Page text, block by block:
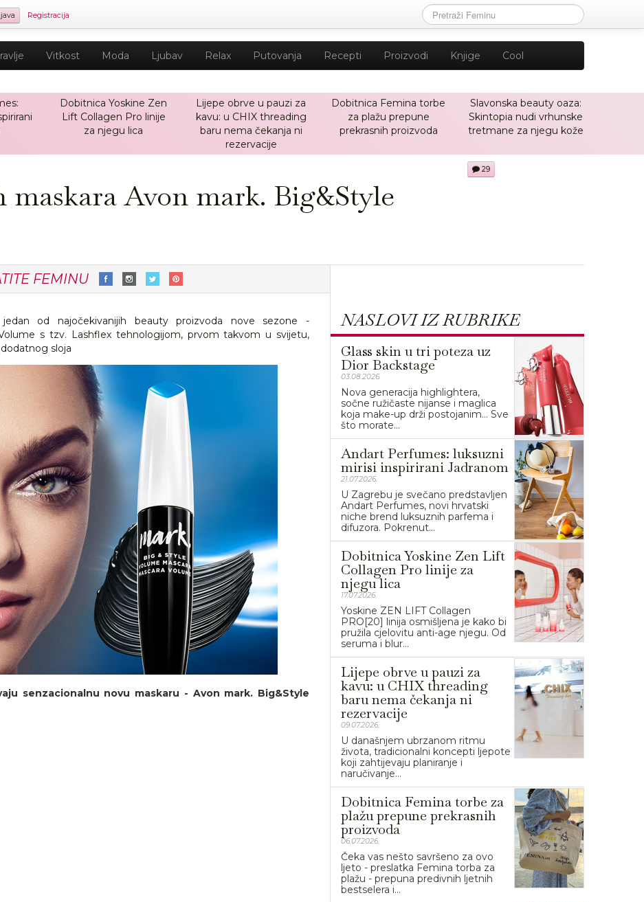
Registracija
Vitkost Moda Ljubav Relax Putovanja Recepti Proizvodi Knjige Cool
Dobitnica Yoskine Zen
Lift Collagen Pro linije
za njegu lica
Lijepe obrve u pauzi za
kavu: u CHIX threading
baru nema čekanja ni
rezervacije
Dobitnica Femina torbe
za plažu prepune
prekrasnih proizvoda
Slavonska beauty oaza:
Skintopia nudi vrhunske
tretmane za njegu kože
maskara Avon mark. Big&Style
29
FEMINU
od najočekivanijih beauty proizvoda nove sezone -
s tzv. Lashflex tehnologijom, prvom takvom u svijetu,
sloja
senzacionalnu novu maskaru - Avon mark. Big&Style
NASLOVI IZ RUBRIKE
Glass skin u tri poteza uz
Dior Backstage
03.08.2026.
Nova generacija highlightera,
sočne ružičaste nijanse i maglica
koja make-up drži postojanim… Sve
što morate...
Andart Perfumes: luksuzni
mirisi inspirirani Jadranom
21.07.2026.
U Zagrebu je svečano predstavljen
Andart Perfumes, novi hrvatski
niche brend luksuznih parfema i
difuzora. Pokrenut...
Dobitnica Yoskine Zen Lift
Collagen Pro linije za
njegu lica
17.07.2026.
Yoskine ZEN LIFT Collagen
PRO[20] linija osmišljena je kako bi
pružila cjelovitu anti-age njegu. Od
seruma i blur...
Lijepe obrve u pauzi za
kavu: u CHIX threading
baru nema čekanja ni
rezervacije
09.07.2026.
U današnjem ubrzanom ritmu
života, tradicionalni koncepti ljepote
koji zahtijevaju planiranje i
naručivanje...
Dobitnica Femina torbe za
plažu prepune prekrasnih
proizvoda
06.07.2026.
Čeka vas nešto savršeno za ovo
ljeto - preslatka Femina torba za
plažu - prepuna predivnih ljetnih
bestselera i...